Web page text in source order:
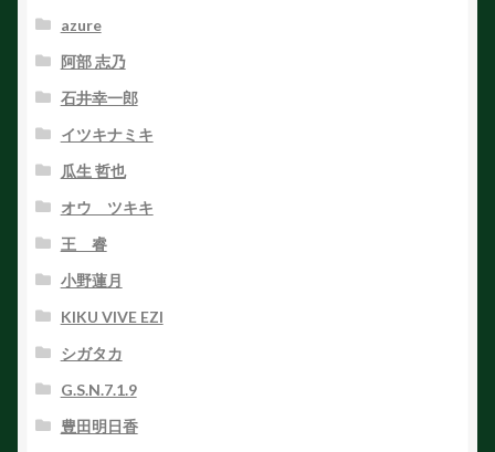
azure
阿部 志乃
石井幸一郎
イツキナミキ
瓜生 哲也
オウ ツキキ
王 睿
小野蓮月
KIKU VIVE EZI
シガタカ
G.S.N.7.1.9
豊田明日香